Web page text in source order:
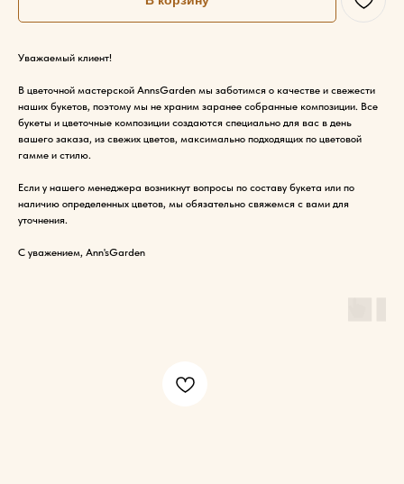
Уважаемый клиент!
В цветочной мастерской AnnsGarden мы заботимся о качестве и свежести
наших букетов, поэтому мы не храним заранее собранные композиции. Все
букеты и цветочные композиции создаются специально для вас в день
вашего заказа, из свежих цветов, максимально подходящих по цветовой
гамме и стилю.
Если у нашего менеджера возникнут вопросы по составу букета или по
наличию определенных цветов, мы обязательно свяжемся с вами для
уточнения.
С уважением, Ann'sGarden